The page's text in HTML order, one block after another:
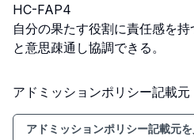
HC-FAP4
自分の果たす役割に責任感を
と意思疎通し協調できる。
アドミッションポリシー記載元
アドミッションポリシー記載元